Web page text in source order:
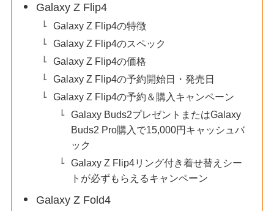
Galaxy Z Flip4
Galaxy Z Flip4の特徴
Galaxy Z Flip4のスペック
Galaxy Z Flip4の価格
Galaxy Z Flip4の予約開始日・発売日
Galaxy Z Flip4の予約＆購入キャンペーン
Galaxy Buds2プレゼントまたはGalaxy
Buds2 Pro購入で15,000円キャッシュバ
ック
Galaxy Z Flip4リング付き着せ替えシー
トが必ずもらえるキャンペーン
Galaxy Z Fold4